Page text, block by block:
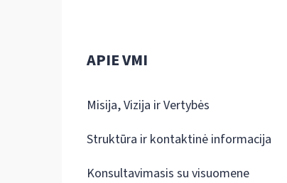
APIE VMI
Misija, Vizija ir Vertybės
Struktūra ir kontaktinė informacija
Konsultavimasis su visuomene